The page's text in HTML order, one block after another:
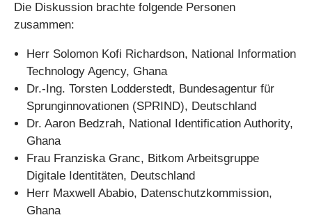
Die Diskussion brachte folgende Personen
zusammen:
Herr Solomon Kofi Richardson, National Information
Technology Agency, Ghana
Dr.-Ing. Torsten Lodderstedt, Bundesagentur für
Sprunginnovationen (SPRIND), Deutschland
Dr. Aaron Bedzrah, National Identification Authority,
Ghana
Frau Franziska Granc, Bitkom Arbeitsgruppe
Digitale Identitäten, Deutschland
Herr Maxwell Ababio, Datenschutzkommission,
Ghana